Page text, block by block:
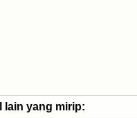
lain yang mirip: